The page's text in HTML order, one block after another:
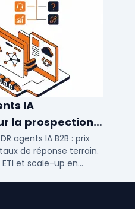
IA
la prospection
agents IA B2B : prix
de réponse terrain.
ETI et scale-up en